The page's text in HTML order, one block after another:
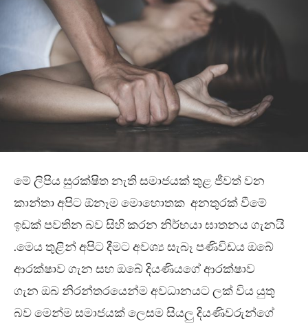
මේ ලිපිය සුරක්ෂිත නැති සමාජයක් තුළ ජීවත් වන
කාන්තා අපිට ඕනෑම මොහොතක අනතුරක් වීමේ
ඉඩක් පවතින බව සිහි කරන නිර්භයා ඝාතනය ගැනයි
.මෙය තුළින් අපිට දීමට අවශ්‍ය සැබෑ පණිවිඩය ඔබේ
ආරක්ෂාව ගැන සහ ඔබේ දියණියගේ ආරක්ෂාව
ගැන ඔබ නිරන්තරයෙන්ම අවධානයට ලක් විය යුතු
බව මෙන්ම සමාජයක් ලෙසම සියලු දියණිවරුන්ගේ